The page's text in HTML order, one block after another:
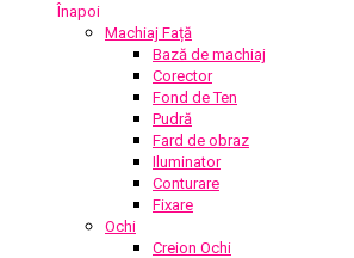
Înapoi
Machiaj Față
Bază de machiaj
Corector
Fond de Ten
Pudră
Fard de obraz
Iluminator
Conturare
Fixare
Ochi
Creion Ochi